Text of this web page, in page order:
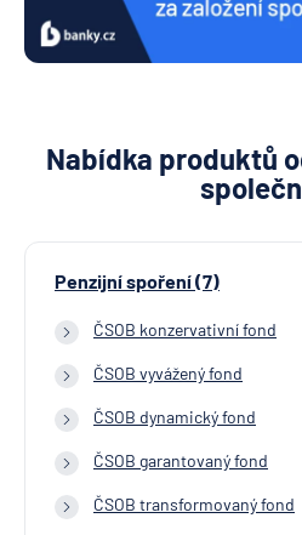
Nabídka produktů
Penzijní spoření (7)
ČSOB konzervativní fond
ČSOB vyvážený fond
ČSOB dynamický fond
ČSOB garantovaný fond
ČSOB transformovaný fond